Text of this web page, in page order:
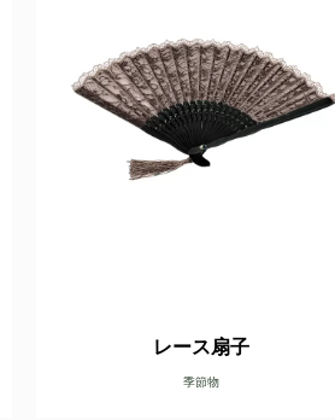
レース扇子
季節物